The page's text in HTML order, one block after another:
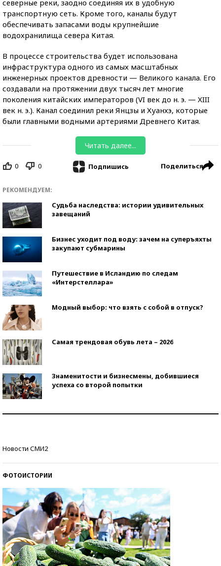
северные реки, заодно соединяя их в удобную
транспортную сеть. Кроме того, каналы будут
обеспечивать запасами воды крупнейшие
водохранилища севера Китая.
В процессе строительства будет использована
инфраструктура одного из самых масштабных
инженерных проектов древности — Великого канала. Его
создавали на протяжении двух тысяч лет многие
поколения китайских императоров (VI век до н. э. — XIII
век н. э.). Канал соединил реки Янцзы и Хуанхэ, которые
были главными водными артериями Древнего Китая.
Читать далее...
0 0 Подпишись Поделиться
РЕКОМЕНДУЕМ:
Судьба наследства: истории удивительных
завещаний
Бизнес уходит под воду: зачем на суперъяхты
закупают субмарины
Путешествие в Исландию по следам
«Интерстеллара»
Модный выбор: что взять с собой в отпуск?
Самая трендовая обувь лета – 2026
Знаменитости и бизнесмены, добившиеся
успеха со второй попытки
Новости СМИ2
ФОТОИСТОРИИ